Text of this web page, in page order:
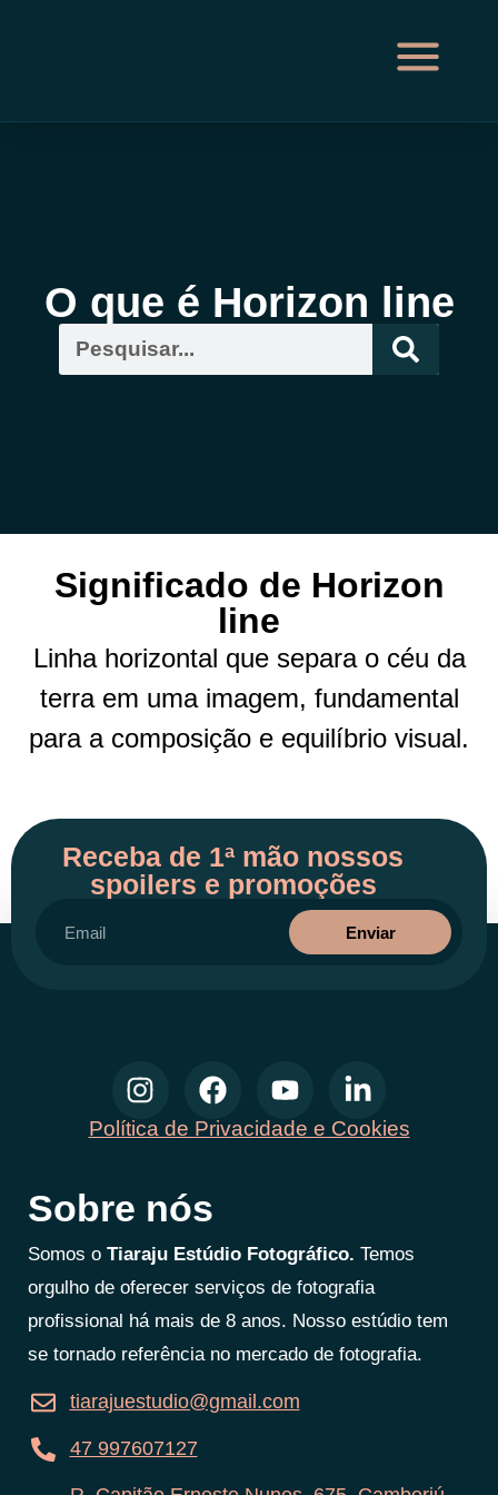
O que é Horizon line
Significado de Horizon
line
Linha horizontal que separa o céu da
terra em uma imagem, fundamental
para a composição e equilíbrio visual.
Receba de 1ª mão nossos
spoilers e promoções
Enviar
Política de Privacidade e Cookies
Sobre nós
Somos o Tiaraju Estúdio Fotográfico. Temos
orgulho de oferecer serviços de fotografia
profissional há mais de 8 anos. Nosso estúdio tem
se tornado referência no mercado de fotografia.
tiarajuestudio@gmail.com
47 997607127